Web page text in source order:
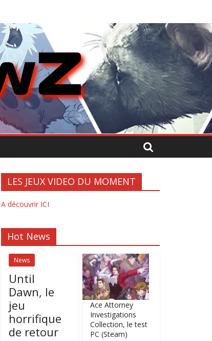
LES JEUX VIDEO DU MOMENT
A découvrir ICI
Hot News
News
Until
Dawn, le
jeu
horrifique
de retour
Ace Attorney
Investigations
Collection, le test
PC (Steam)